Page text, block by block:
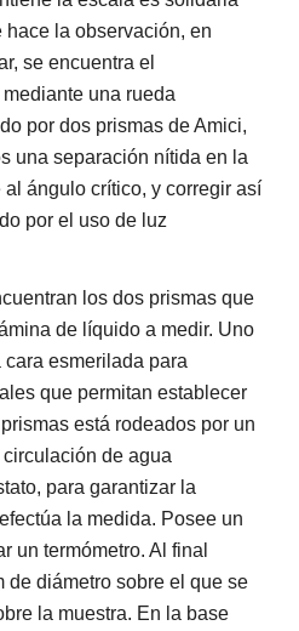
la observación, en
se encuentra el
una rueda
por dos prismas de Amici,
una separación nítida en la
ángulo crítico, y corregir así
por el uso de luz
los dos prismas que
de líquido a medir. Uno
esmerilada para
que permitan establecer
está rodeados por un
de agua
para garantizar la
la medida. Posee un
un termómetro. Al final
de diámetro sobre el que se
la muestra. En la base